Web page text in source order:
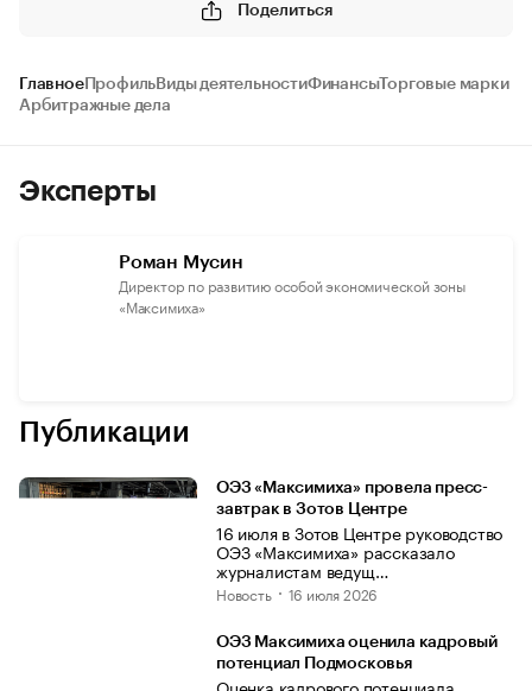
Поделиться
ГлавноеПрофиль Виды деятельностиФинансыТорговые марки
Арбитражные дела
Эксперты
Роман Мусин
Директор по развитию особой экономической зоны
«Максимиха»
Публикации
ОЭЗ «Максимиха» провела пресс-
завтрак в Зотов Центре
16 июля в Зотов Центре руководство
ОЭЗ «Максимиха» рассказало
журналистам ведущ…
Новость 16 июля 2026
ОЭЗ Максимиха оценила кадровый
потенциал Подмосковья